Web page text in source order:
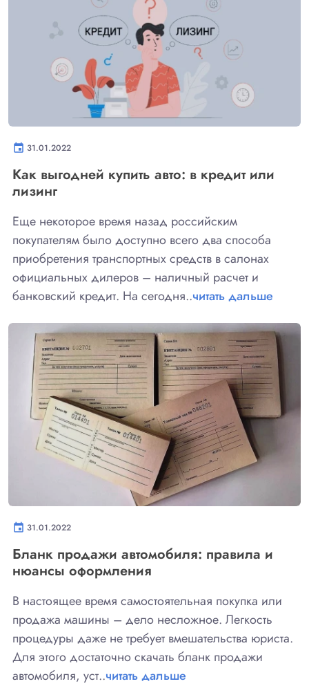
event 31.01.2022
Как выгодней купить авто: в кредит или
лизинг
Еще некоторое время назад российским
покупателям было доступно всего два способа
приобретения транспортных средств в салонах
официальных дилеров – наличный расчет и
банковский кредит. На сегодня..читать дальше
event 31.01.2022
Бланк продажи автомобиля: правила и
нюансы оформления
В настоящее время самостоятельная покупка или
продажа машины – дело несложное. Легкость
процедуры даже не требует вмешательства юриста.
Для этого достаточно скачать бланк продажи
автомобиля, уст..читать дальше